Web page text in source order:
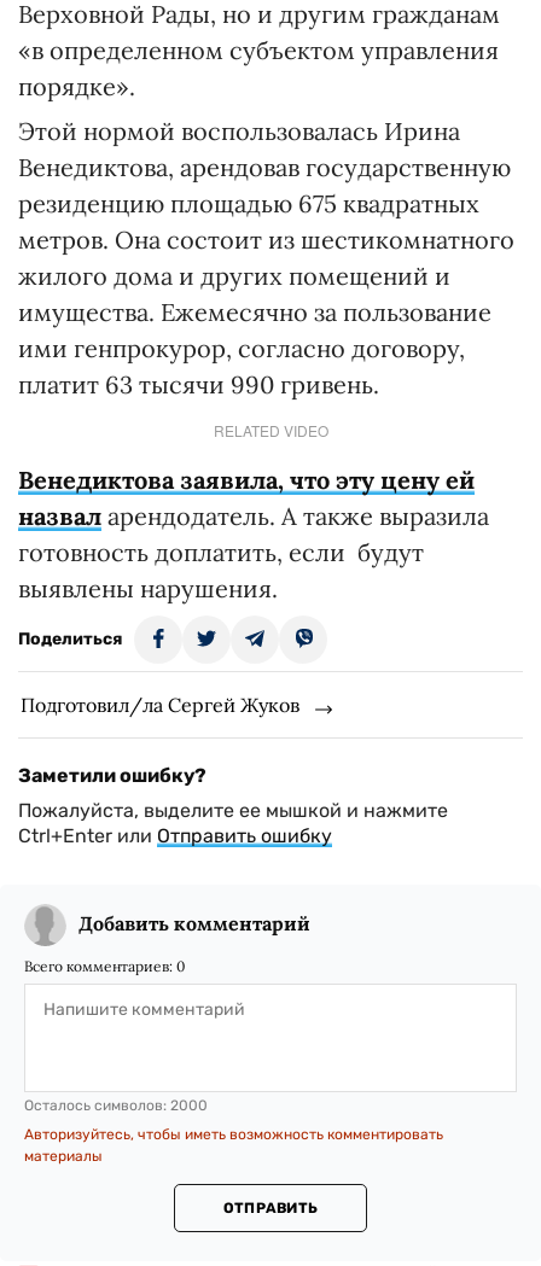
Верховной Рады, но и другим гражданам
«в определенном субъектом управления
порядке».
Этой нормой воспользовалась Ирина
Венедиктова, арендовав государственную
резиденцию площадью 675 квадратных
метров. Она состоит из шестикомнатного
жилого дома и других помещений и
имущества. Ежемесячно за пользование
ими генпрокурор, согласно договору,
платит 63 тысячи 990 гривень.
RELATED VIDEO
Венедиктова заявила, что эту цену ей
назвал арендодатель. А также выразила
готовность доплатить, если будут
выявлены нарушения.
Поделиться
Подготовил/ла Сергей Жуков
Заметили ошибку?
Пожалуйста, выделите ее мышкой и нажмите
Ctrl+Enter или Отправить ошибку
Добавить комментарий
Всего комментариев: 0
Осталось символов: 2000
Авторизуйтесь, чтобы иметь возможность комментировать
материалы
ОТПРАВИТЬ